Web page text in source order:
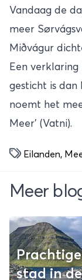
Vandaag de
meer
Miðvágur
Een
gesticht is dan
noemt het
Meer' (Vatni).
Eilanden,
Meer
Prachtige
stad in de